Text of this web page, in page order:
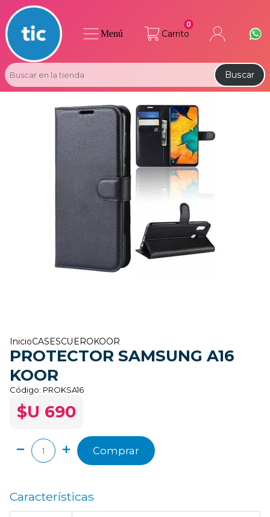
Carrito
0
Buscar
Menú
InicioCASESCUERO KOOR
PROTECTOR SAMSUNG A16
KOOR
Código: PROKSA16
$U 690
Comprar
Características